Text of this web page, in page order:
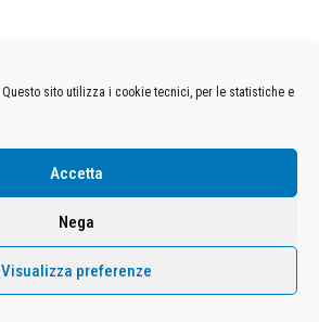
Questo sito utilizza i cookie tecnici, per le statistiche e
Accetta
Nega
Visualizza preferenze